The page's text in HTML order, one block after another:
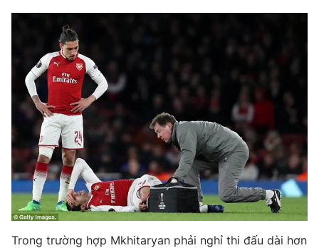
Chất lượng cuộc sống
Học trực tuyến
Công nghệ
Hitech Công nghệ tương lai
Sản phẩm
Thị trường
Tư vấn
Giao lưu trực tuyến
Lịch phát sóng
Chuyên mục khác
Emagazine Podcast
Photo Infographic
Trong trường hợp Mkhitaryan phải nghỉ thi đấu dài hơn